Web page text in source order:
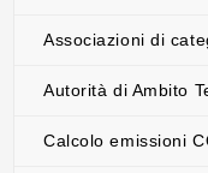
Associazioni di
Autorità di Ambito
Calcolo emissioni